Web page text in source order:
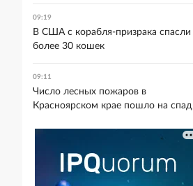
09:19
В США с корабля-призрака спасли
более 30 кошек
09:11
Число лесных пожаров в
Красноярском крае пошло на спад